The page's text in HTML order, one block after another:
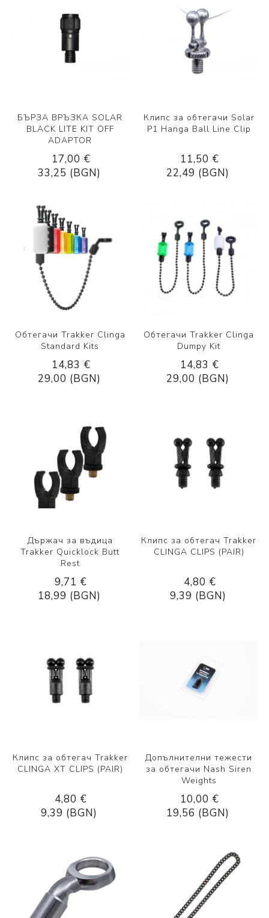
БЪРЗА ВРЪЗКА SOLAR
BLACK LITE KIT OFF
ADAPTOR
17,00 €
33,25 (BGN)
Клипс за обтегачи Solar
P1 Hanga Ball Line Clip
11,50 €
22,49 (BGN)
Обтегачи Trakker Clinga
Standard Kits
14,83 €
29,00 (BGN)
Обтегачи Trakker Clinga
Dumpy Kit
14,83 €
29,00 (BGN)
Държач за въдица
Trakker Quicklock Butt
Rest
9,71 €
18,99 (BGN)
Клипс за обтегач Trakker
CLINGA CLIPS (PAIR)
4,80 €
9,39 (BGN)
Клипс за обтегач Trakker
CLINGA XT CLIPS (PAIR)
4,80 €
9,39 (BGN)
Допълнителни тежести
за обтегачи Nash Siren
Weights
10,00 €
19,56 (BGN)